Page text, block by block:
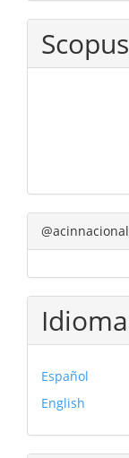
Scopus
@acinnacional
Idioma
Español
English